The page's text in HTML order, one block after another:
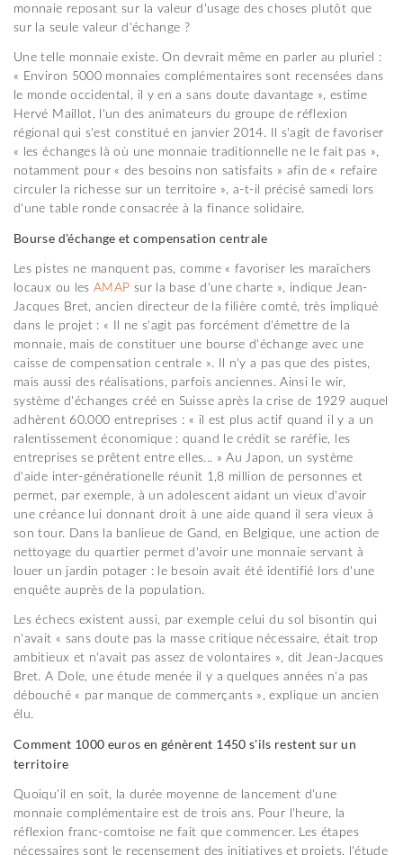
monnaie reposant sur la valeur d'usage des choses plutôt que
sur la seule valeur d'échange ?
Une telle monnaie existe. On devrait même en parler au pluriel :
« Environ 5000 monnaies complémentaires sont recensées dans
le monde occidental, il y en a sans doute davantage », estime
Hervé Maillot, l'un des animateurs du groupe de réflexion
régional qui s'est constitué en janvier 2014. Il s'agit de favoriser
« les échanges là où une monnaie traditionnelle ne le fait pas »,
notamment pour « des besoins non satisfaits » afin de « refaire
circuler la richesse sur un territoire », a-t-il précisé samedi lors
d'une table ronde consacrée à la finance solidaire.
Bourse d'échange et compensation centrale
Les pistes ne manquent pas, comme « favoriser les maraîchers
locaux ou lesAMAP sur la base d'une charte », indique Jean-
Jacques Bret, ancien directeur de la filière comté, très impliqué
dans le projet : « Il ne s'agit pas forcément d'émettre de la
monnaie, mais de constituer une bourse d'échange avec une
caisse de compensation centrale ». Il n'y a pas que des pistes,
mais aussi des réalisations, parfois anciennes. Ainsi le wir,
système d'échanges créé en Suisse après la crise de 1929 auquel
adhèrent 60.000 entreprises : « il est plus actif quand il y a un
ralentissement économique : quand le crédit se raréfie, les
entreprises se prêtent entre elles... » Au Japon, un système
d'aide inter-générationelle réunit 1,8 million de personnes et
permet, par exemple, à un adolescent aidant un vieux d'avoir
une créance lui donnant droit à une aide quand il sera vieux à
son tour. Dans la banlieue de Gand, en Belgique, une action de
nettoyage du quartier permet d'avoir une monnaie servant à
louer un jardin potager : le besoin avait été identifié lors d'une
enquête auprès de la population.
Les échecs existent aussi, par exemple celui du sol bisontin qui
n'avait « sans doute pas la masse critique nécessaire, était trop
ambitieux et n'avait pas assez de volontaires », dit Jean-Jacques
Bret. A Dole, une étude menée il y a quelques années n'a pas
débouché « par manque de commerçants », explique un ancien
élu.
Comment 1000 euros en génèrent 1450 s'ils restent sur un
territoire
Quoiqu'il en soit, la durée moyenne de lancement d'une
monnaie complémentaire est de trois ans. Pour l'heure, la
réflexion franc-comtoise ne fait que commencer. Les étapes
nécessaires sont le recensement des initiatives et projets, l'étude